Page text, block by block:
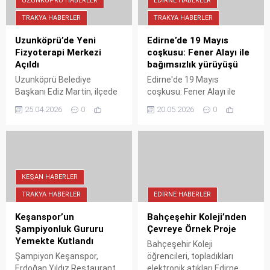
TRAKYA HABERLER
Uzunköprü’de Yeni
Fizyoterapi Merkezi
Açıldı
Uzunköprü Belediye
Başkanı Ediz Martin, ilçede
Fizyoterapi Özel Sağlık
önemine vurgu yaptı.
25.04.2026 0
TRAKYA HABERLER
Edirne’de 19 Mayıs
coşkusu: Fener Alayı ile
bağımsızlık yürüyüşü
Edirne'de 19 Mayıs
coşkusu: Fener Alayı ile
Gençler ve hemşehriler
20.05.2026 0
KEŞAN HABERLER
TRAKYA HABERLER
Keşanspor’un
Şampiyonluk Gururu
Yemekte Kutlandı
Şampiyon Keşanspor,
Erdoğan Yıldız Restaurant
EDIRNE HABERLER
Bahçeşehir Koleji’nden
Çevreye Örnek Proje
Bahçeşehir Koleji
öğrencileri, topladıkları
elektronik atıkları Edirne